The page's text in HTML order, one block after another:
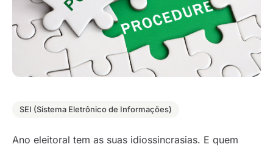
SEI (Sistema Eletrônico de Informações)
Ano eleitoral tem as suas idiossincrasias. E quem